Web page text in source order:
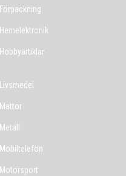
Förpackning
Hemelektronik
Hobbyartiklar
Livsmedel
Mattor
Metall
Mobiltelefon
Motorsport